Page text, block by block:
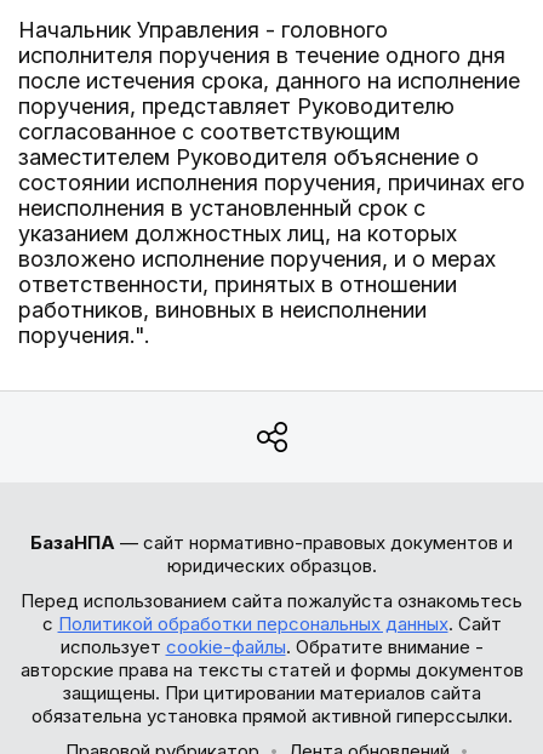
Начальник Управления - головного
исполнителя поручения в течение одного дня
после истечения срока, данного на исполнение
поручения, представляет Руководителю
согласованное с соответствующим
заместителем Руководителя объяснение о
состоянии исполнения поручения, причинах его
неисполнения в установленный срок с
указанием должностных лиц, на которых
возложено исполнение поручения, и о мерах
ответственности, принятых в отношении
работников, виновных в неисполнении
поручения.".
БазаНПА — сайт нормативно-правовых документов и
юридических образцов.
Перед использованием сайта пожалуйста ознакомьтесь
с Политикой обработки персональных данных. Сайт
использует cookie-файлы. Обратите внимание -
авторские права на тексты статей и формы документов
защищены. При цитировании материалов сайта
обязательна установка прямой активной гиперссылки.